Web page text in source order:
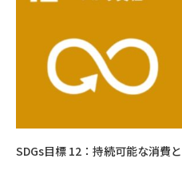
SDGs目標 12：持続可能な消費